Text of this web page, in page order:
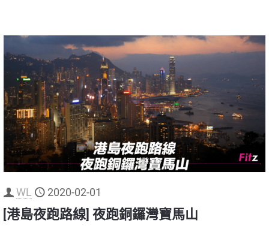
WL 2020-02-01
[港島夜跑路線] 夜跑銅鑼灣寶馬山